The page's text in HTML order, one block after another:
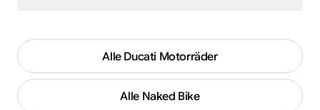
AlleDucati Motorräder
AlleNaked Bike